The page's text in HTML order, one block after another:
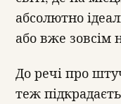
абсолютно
або вже зовсім
До речі про
теж